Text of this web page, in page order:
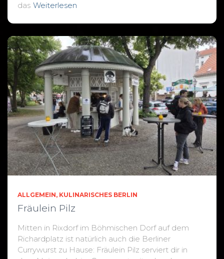
das Weiterlesen
ALLGEMEIN KULINARISCHES BERLIN
Fräulein Pilz
Mitten in Rixdorf im Böhmischen Dorf auf dem
Richardplatz ist natürlich auch die Berliner
Currywurst zu Hause: Fräulein Pilz serviert dir in